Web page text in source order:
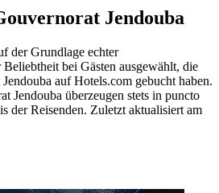
Jendouba
der Grundlage echter
bei Gästen ausgewählt, die
auf Hotels.com gebucht haben.
Jendouba überzeugen stets in puncto
der Reisenden. Zuletzt aktualisiert am